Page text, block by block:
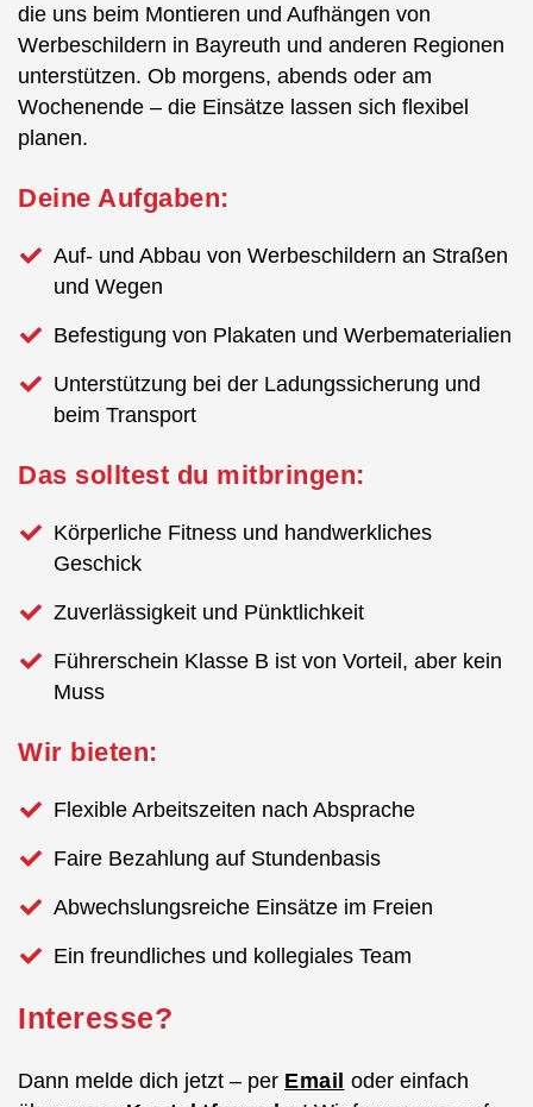
die uns beim Montieren und Aufhängen von
Werbeschildern in Bayreuth und anderen Regionen
unterstützen. Ob morgens, abends oder am
Wochenende – die Einsätze lassen sich flexibel
planen.
Deine Aufgaben:
Auf- und Abbau von Werbeschildern an Straßen
und Wegen
Befestigung von Plakaten und Werbematerialien
Unterstützung bei der Ladungssicherung und
beim Transport
Das solltest du mitbringen:
Körperliche Fitness und handwerkliches
Geschick
Zuverlässigkeit und Pünktlichkeit
Führerschein Klasse B ist von Vorteil, aber kein
Muss
Wir bieten:
Flexible Arbeitszeiten nach Absprache
Faire Bezahlung auf Stundenbasis
Abwechslungsreiche Einsätze im Freien
Ein freundliches und kollegiales Team
Interesse?
Dann melde dich jetzt – per Email oder einfach